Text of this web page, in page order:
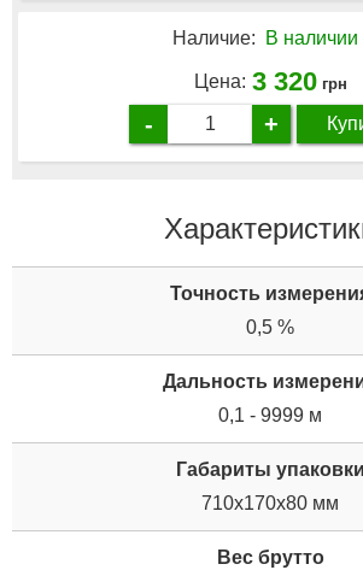
Наличие: В наличии
Цена: 3 320 грн
- +
Точность
0,5 %
Дальность
0,1 - 9999 м
Габариты упаковки
710x170x80 мм
Вес брутто